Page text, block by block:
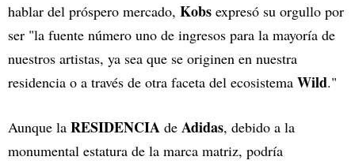
hablar del próspero mercado, Kobs expresó su orgullo por
ser "la fuente número uno de ingresos para la mayoría de
nuestros artistas, ya sea que se originen en nuestra
residencia o a través de otra faceta del ecosistema Wild."
Aunque la RESIDENCIA de Adidas, debido a la
monumental estatura de la marca matriz, podría